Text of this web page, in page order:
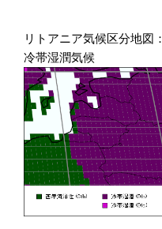
リトアニア気候区分地図：
冷帯湿潤気候